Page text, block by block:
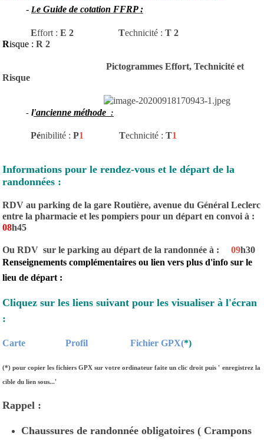
- Le Guide de cotation FFRP :
Effort : E 2 Technicité : T 2
Risque : R 2
Pictogrammes Effort, Technicité et
Risque
- l'ancienne méthode :
Pénibilité : P1 Technicité : T1
Informations pour le rendez-vous et le départ de la
randonnées :
RDV au parking de la gare Routière, avenue du Général Leclerc
entre la pharmacie et les pompiers pour un départ en convoi à :
08h45
Ou RDV sur le parking au départ de la randonnée à : 09h30
Renseignements complémentaires ou lien vers plus d'info sur le
lieu de départ :
Cliquez sur les liens suivant pour les visualiser à l'écran
:
Carte Profil Fichier GPX(*)
(*) pour copier les fichiers GPX sur votre ordinateur faite un clic droit puis ' enregistrez la
cible du lien sous...'
Rappel :
Chaussures de randonnée obligatoires ( Crampons